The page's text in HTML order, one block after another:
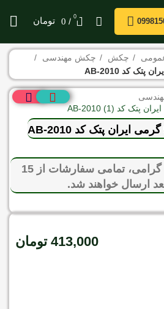
0
/
0 تومان
چکش
چکش مهندسی
کنید
قابل توجه خریداران گرامی، تمامی سفارشات از 15
ارسال خواهند شد.
413,000 تومان